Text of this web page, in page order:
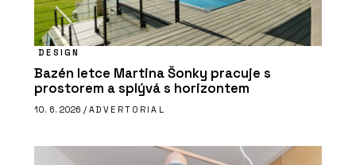
DESIGN
Bazén letce Martina Šonky pracuje s
prostorem a splývá s horizontem
10. 6. 2026 / ADVERTORIAL